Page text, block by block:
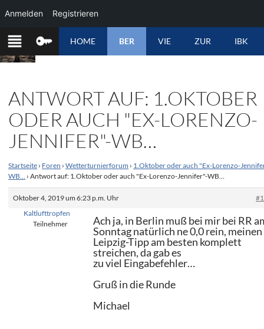
ZUM
INHALT
SPRINGEN
HOME BER VIE ZUR IBK
ANTWORT AUF: 1.OKTOBER
ODER AUCH "EX-LORENZO-
JENNIFER"-WB…
Startseite › Foren › Wetterturnierforum › 1.Oktober oder auch "Ex-Lorenzo-
WB… › Antwort auf: 1.Oktober oder auch "Ex-Lorenzo-Jennifer"-WB…
Oktober 4, 2019 um 6:23 p.m. Uhr
Kaltlufttropfen
Teilnehmer
Ach ja, in Berlin muß bei mir bei RR
Sonntag natürlich ne 0,0 rein, meinen
Leipzig-Tipp am besten komplett
streichen, da gab es
zu viel Eingabefehler…
Gruß in die Runde
Michael
Anmelden Registrieren